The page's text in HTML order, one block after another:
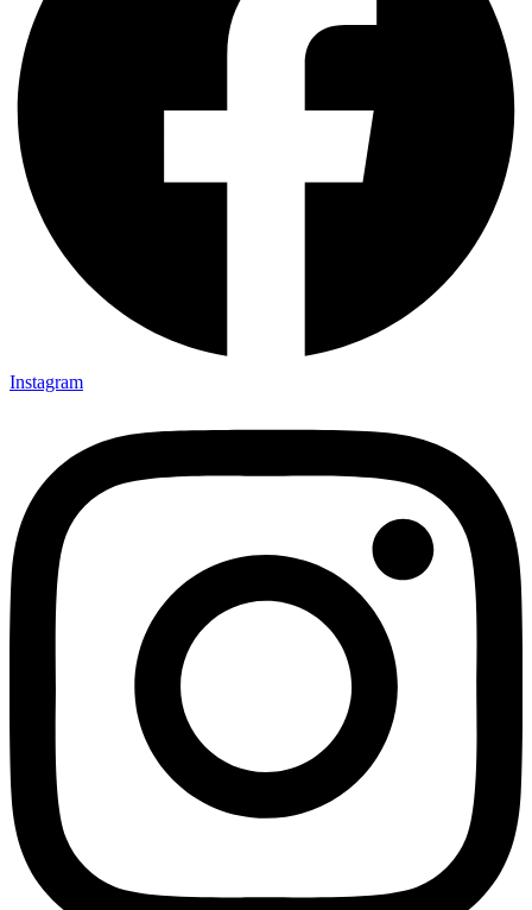
Instagram